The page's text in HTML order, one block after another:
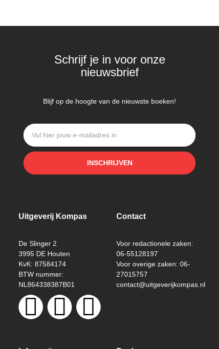
Schrijf je in voor onze
nieuwsbrief
Blijf op de hoogte van de nieuwste boeken!
INSCHRIJVEN
Uitgeverij Kompas
De Slinger 2
3995 DE Houten
KvK: 87584174
BTW nummer:
NL864338387B01
Contact
Voor redactionele zaken:
06-55128197
Voor overige zaken: 06-
27015757
contact@uitgeverijkompas.nl